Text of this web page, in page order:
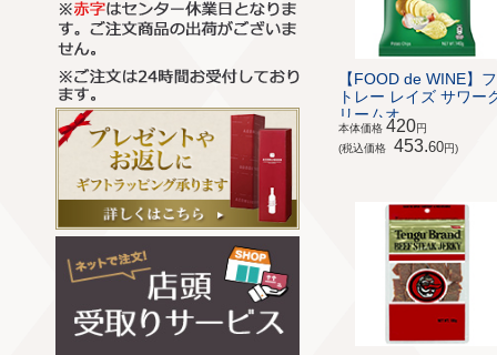
【FOOD de WINE】
トレー レイズ サワー
リームオ...
本体価格 420円
(税込価格
453.60円)